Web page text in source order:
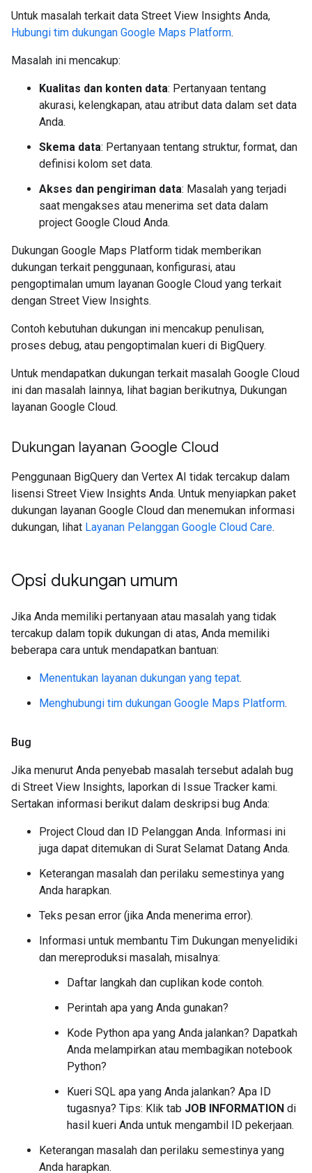
Untuk masalah terkait data Street View Insights Anda,
Hubungi tim dukungan Google Maps Platform.
Masalah ini mencakup:
Kualitas dan konten data: Pertanyaan tentang
akurasi, kelengkapan, atau atribut data dalam set data
Anda.
Skema data: Pertanyaan tentang struktur, format, dan
definisi kolom set data.
Akses dan pengiriman data: Masalah yang terjadi
saat mengakses atau menerima set data dalam
project Google Cloud Anda.
Dukungan Google Maps Platform tidak memberikan
dukungan terkait penggunaan, konfigurasi, atau
pengoptimalan umum layanan Google Cloud yang terkait
dengan Street View Insights.
Contoh kebutuhan dukungan ini mencakup penulisan,
proses debug, atau pengoptimalan kueri di BigQuery.
Untuk mendapatkan dukungan terkait masalah Google Cloud
ini dan masalah lainnya, lihat bagian berikutnya, Dukungan
layanan Google Cloud.
Dukungan layanan Google Cloud
Penggunaan BigQuery dan Vertex AI tidak tercakup dalam
lisensi Street View Insights Anda. Untuk menyiapkan paket
dukungan layanan Google Cloud dan menemukan informasi
dukungan, lihat Layanan Pelanggan Google Cloud Care.
Opsi dukungan umum
Jika Anda memiliki pertanyaan atau masalah yang tidak
tercakup dalam topik dukungan di atas, Anda memiliki
beberapa cara untuk mendapatkan bantuan:
Menentukan layanan dukungan yang tepat.
Menghubungi tim dukungan Google Maps Platform.
Bug
Jika menurut Anda penyebab masalah tersebut adalah bug
di Street View Insights, laporkan di Issue Tracker kami.
Sertakan informasi berikut dalam deskripsi bug Anda:
Project Cloud dan ID Pelanggan Anda. Informasi ini
juga dapat ditemukan di Surat Selamat Datang Anda.
Keterangan masalah dan perilaku semestinya yang
Anda harapkan.
Teks pesan error (jika Anda menerima error).
Informasi untuk membantu Tim Dukungan menyelidiki
dan mereproduksi masalah, misalnya:
Daftar langkah dan cuplikan kode contoh.
Perintah apa yang Anda gunakan?
Kode Python apa yang Anda jalankan? Dapatkah
Anda melampirkan atau membagikan notebook
Python?
Kueri SQL apa yang Anda jalankan? Apa ID
tugasnya? Tips: Klik tab JOB INFORMATION di
hasil kueri Anda untuk mengambil ID pekerjaan.
Keterangan masalah dan perilaku semestinya yang
Anda harapkan.